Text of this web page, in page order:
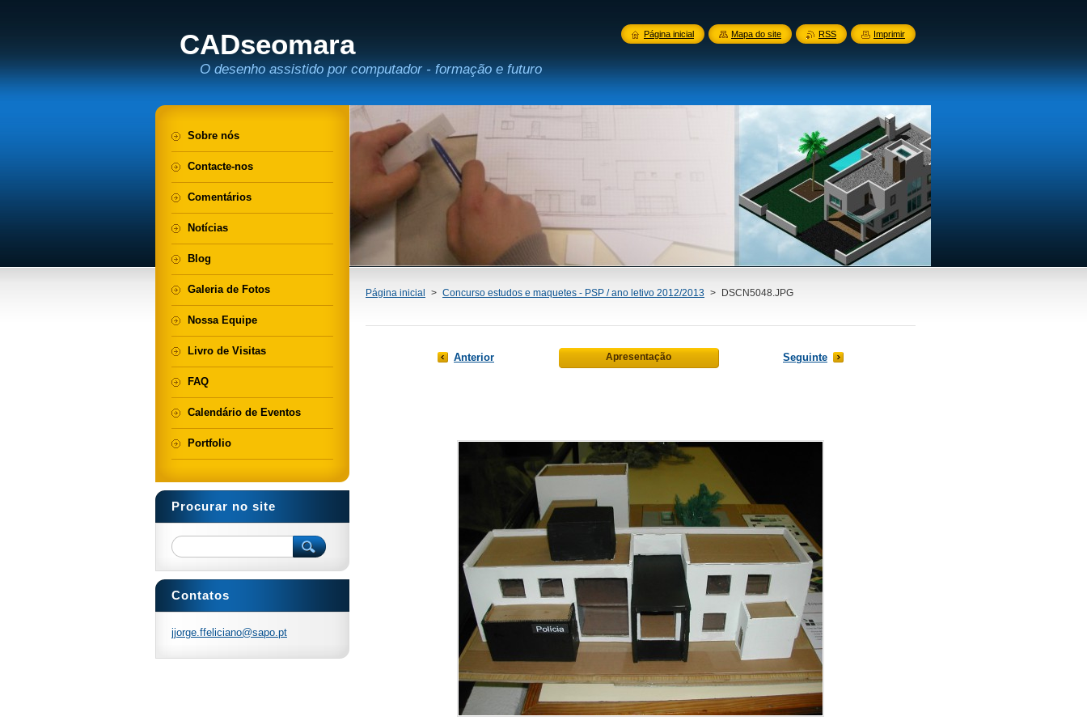
CADseomara
O desenho assistido por computador - formação e futuro
Página inicial > Concurso estudos e maquetes - PSP / ano letivo 2012/2013 > DSCN5048.JPG
Anterior Apresentação Seguinte
Sobre nós
Contacte-nos
Comentários
Notícias
Blog
Galeria de Fotos
Nossa Equipe
Livro de Visitas
FAQ
Calendário de Eventos
Portfolio
Procurar no site
Contatos
jjorge.ffeliciano@sapo.pt
Página inicial Mapa do site RSS Imprimir